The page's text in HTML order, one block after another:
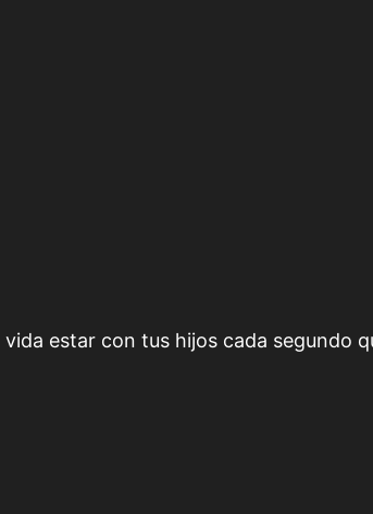
estar con tus hijos cada segundo